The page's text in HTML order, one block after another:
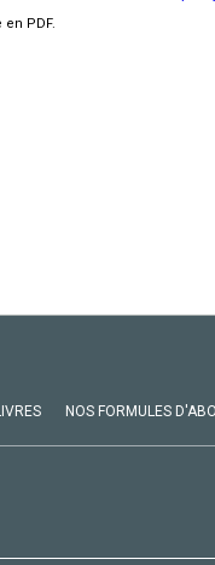
PDF.
NOS FORMULES